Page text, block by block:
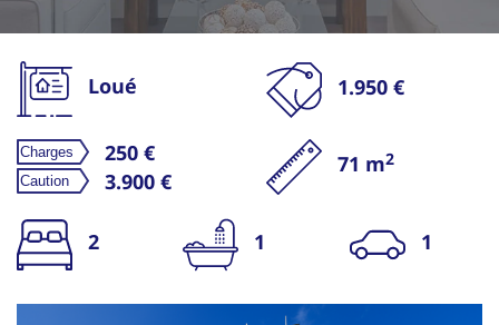
Loué 1.950 €
250 €
3.900 €
71 m2
2 1 1